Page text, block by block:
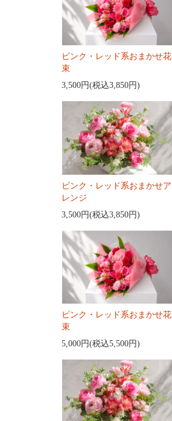
ピンク・レッド系おまかせ花
束
3,500円(税込3,850円)
ピンク・レッド系おまかせア
レンジ
3,500円(税込3,850円)
ピンク・レッド系おまかせ花
束
5,000円(税込5,500円)